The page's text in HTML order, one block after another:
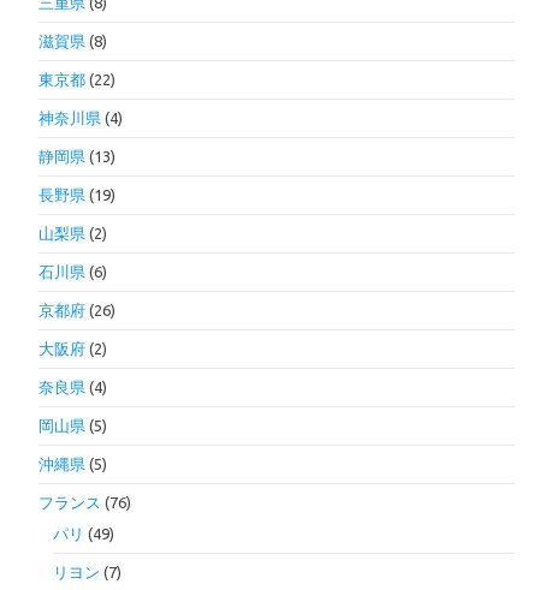
滋賀県 (8)
東京都 (22)
神奈川県 (4)
静岡県 (13)
長野県 (19)
山梨県 (2)
石川県 (6)
京都府 (26)
大阪府 (2)
奈良県 (4)
岡山県 (5)
沖縄県 (5)
フランス (76)
パリ (49)
リヨン (7)